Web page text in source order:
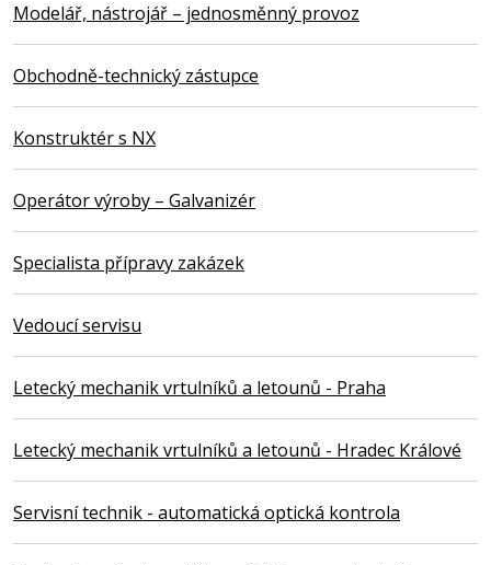
Modelář, nástrojář – jednosměnný provoz
Obchodně-technický zástupce
Konstruktér s NX
Operátor výroby – Galvanizér
Specialista přípravy zakázek
Vedoucí servisu
Letecký mechanik vrtulníků a letounů - Praha
Letecký mechanik vrtulníků a letounů - Hradec Králové
Servisní technik - automatická optická kontrola